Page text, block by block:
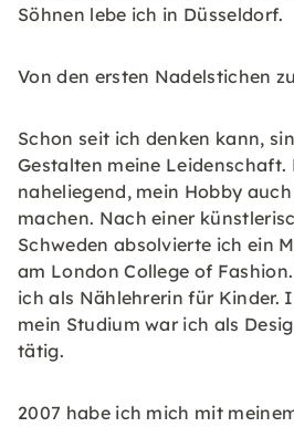
Söhnen lebe ich in Düsseldorf.
Von den ersten Nadelstichen
Schon seit ich denken kann,
Gestalten meine Leidenschaft.
naheliegend, mein Hobby
machen. Nach einer
Schweden absolvierte ich ein
am London College of
ich als Nählehrerin für Kinder.
mein Studium war ich als
tätig.
2007 habe ich mich mit